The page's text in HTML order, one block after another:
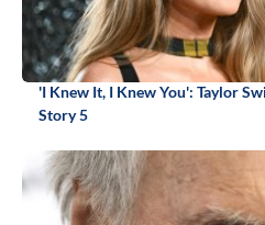
'I Knew It, I Knew You': Taylor
Story 5